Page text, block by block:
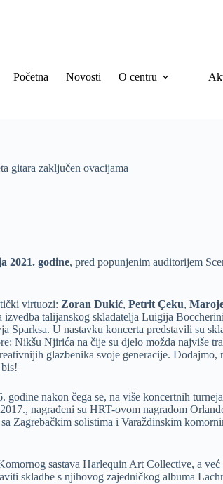
Početna Novosti O centru
gitara zaključen ovacijama
2021. godine, pred popunjenim auditorijem
virtuozi: Zoran Dukić, Petrit Çeku,
talijanskog skladatelja Luigija
Sparksa. U nastavku koncerta predstavili su
Nikšu Njirića na čije su djelo možda najviše
glazbenika svoje generacije. Dodajmo,
nakon čega se, na više koncertnih
nagrađeni su HRT-ovom nagradom
Zagrebačkim solistima i Varaždinskim
sastava Harlequin Art Collective, a već
skladbe s njihovog zajedničkog albuma